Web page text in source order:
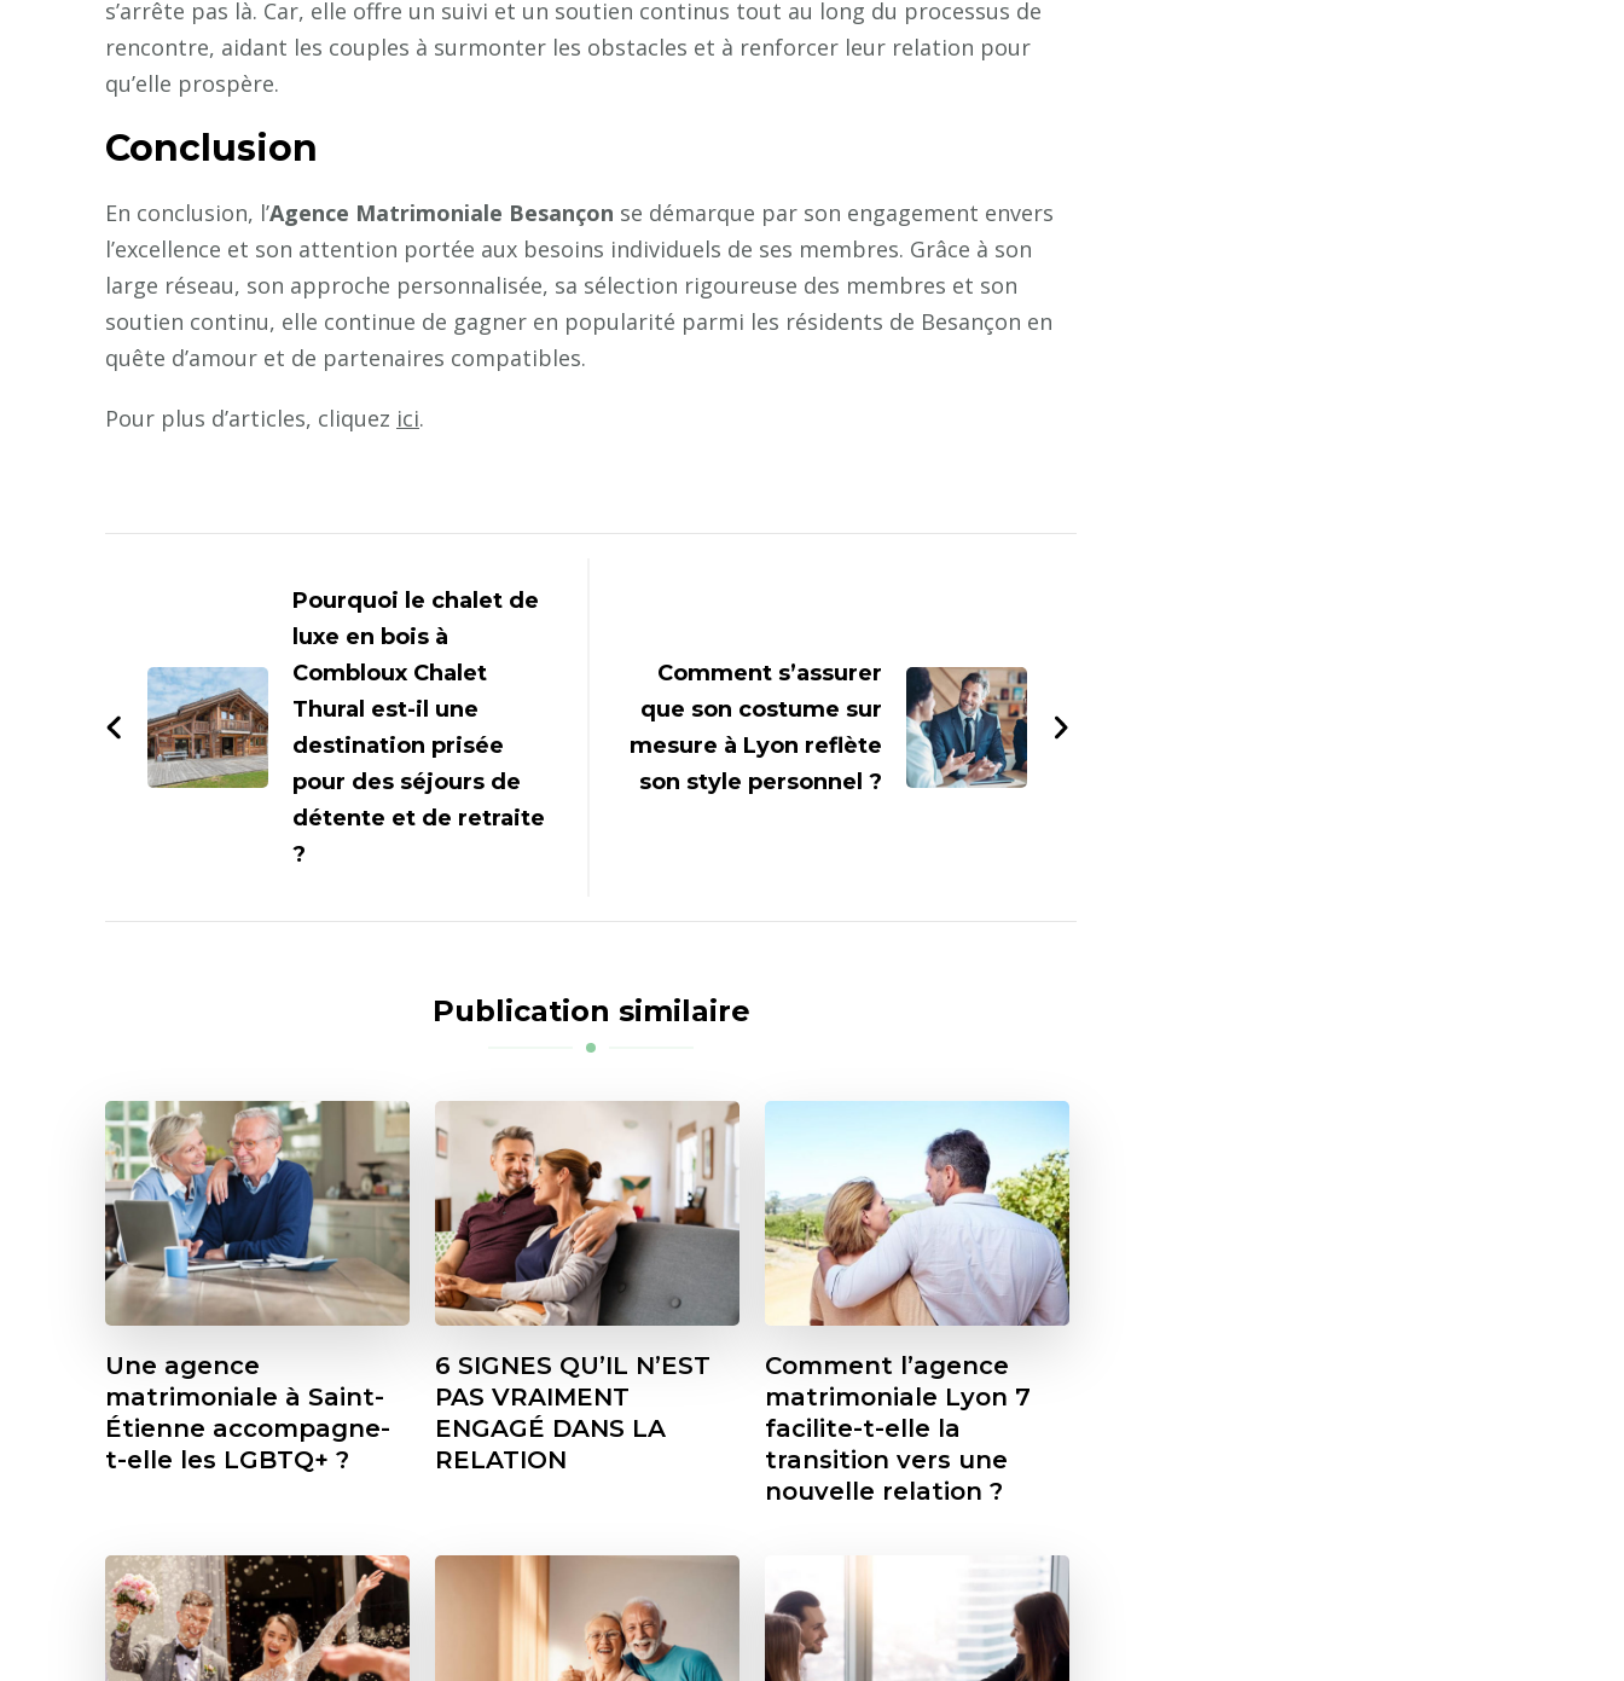
s’arrête pas là. Car, elle offre un suivi et un soutien continus tout au long du processus de
rencontre, aidant les couples à surmonter les obstacles et à renforcer leur relation pour
qu’elle prospère.
Conclusion
En conclusion, l’Agence Matrimoniale Besançon se démarque par son engagement envers
l’excellence et son attention portée aux besoins individuels de ses membres. Grâce à son
large réseau, son approche personnalisée, sa sélection rigoureuse des membres et son
soutien continu, elle continue de gagner en popularité parmi les résidents de Besançon en
quête d’amour et de partenaires compatibles.
Pour plus d’articles, cliquez ici.
Pourquoi le chalet de
luxe en bois à
Combloux Chalet
Thural est-il une
destination prisée
pour des séjours de
détente et de retraite
?
Comment s’assurer
que son costume sur
mesure à Lyon reflète
son style personnel ?
Publication similaire
Une agence
matrimoniale à Saint-
Étienne accompagne-
t-elle les LGBTQ+ ?
6 SIGNES QU’IL N’EST
PAS VRAIMENT
ENGAGÉ DANS LA
RELATION
Comment l’agence
matrimoniale Lyon 7
facilite-t-elle la
transition vers une
nouvelle relation ?